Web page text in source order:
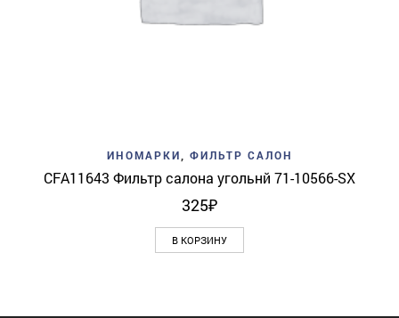
ИНОМАРКИ ФИЛЬТР САЛОН
CFA11643 Фильтр салона угольнй 71-10566-SX
325₽
В КОРЗИНУ